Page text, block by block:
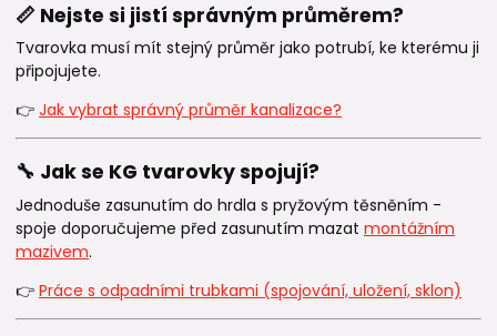
📏 Nejste si jistí správným průměrem?
Tvarovka musí mít stejný průměr jako potrubí, ke kterému ji
připojujete.
👉 Jak vybrat správný průměr kanalizace?
🔧 Jak se KG tvarovky spojují?
Jednoduše zasunutím do hrdla s pryžovým těsněním -
spoje doporučujeme před zasunutím mazat montážním
mazivem.
👉 Práce s odpadními trubkami (spojování, uložení, sklon)